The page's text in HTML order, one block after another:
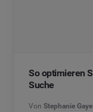
So optimieren
Suche
Von Stephanie Gaye